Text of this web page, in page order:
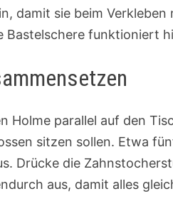
damit sie beim
Bastelschere funktioniert
Holme parallel auf den
sitzen sollen. Etwa
Drücke die
aus, damit alles